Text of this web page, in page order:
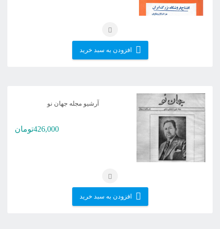
افزودن به سبد خرید
آرشیو مجله جهان نو
426,000تومان
افزودن به سبد خرید